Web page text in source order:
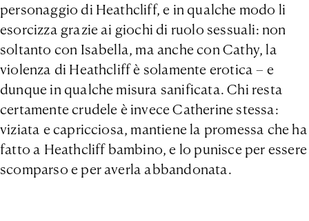
personaggio di Heathcliff, e in qualche modo li
esorcizza grazie ai giochi di ruolo sessuali: non
soltanto con Isabella, ma anche con Cathy, la
violenza di Heathcliff è solamente erotica – e
dunque in qualche misura sanificata. Chi resta
certamente crudele è invece Catherine stessa:
viziata e capricciosa, mantiene la promessa che ha
fatto a Heathcliff bambino, e lo punisce per essere
scomparso e per averla abbandonata.